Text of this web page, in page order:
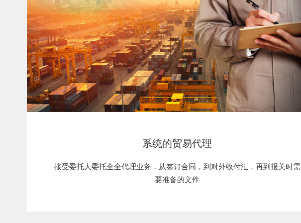
系统的贸易代理
接受委托人委托全全代理业务，从签订合同，到对外收付汇，再到报关时需
要准备的文件